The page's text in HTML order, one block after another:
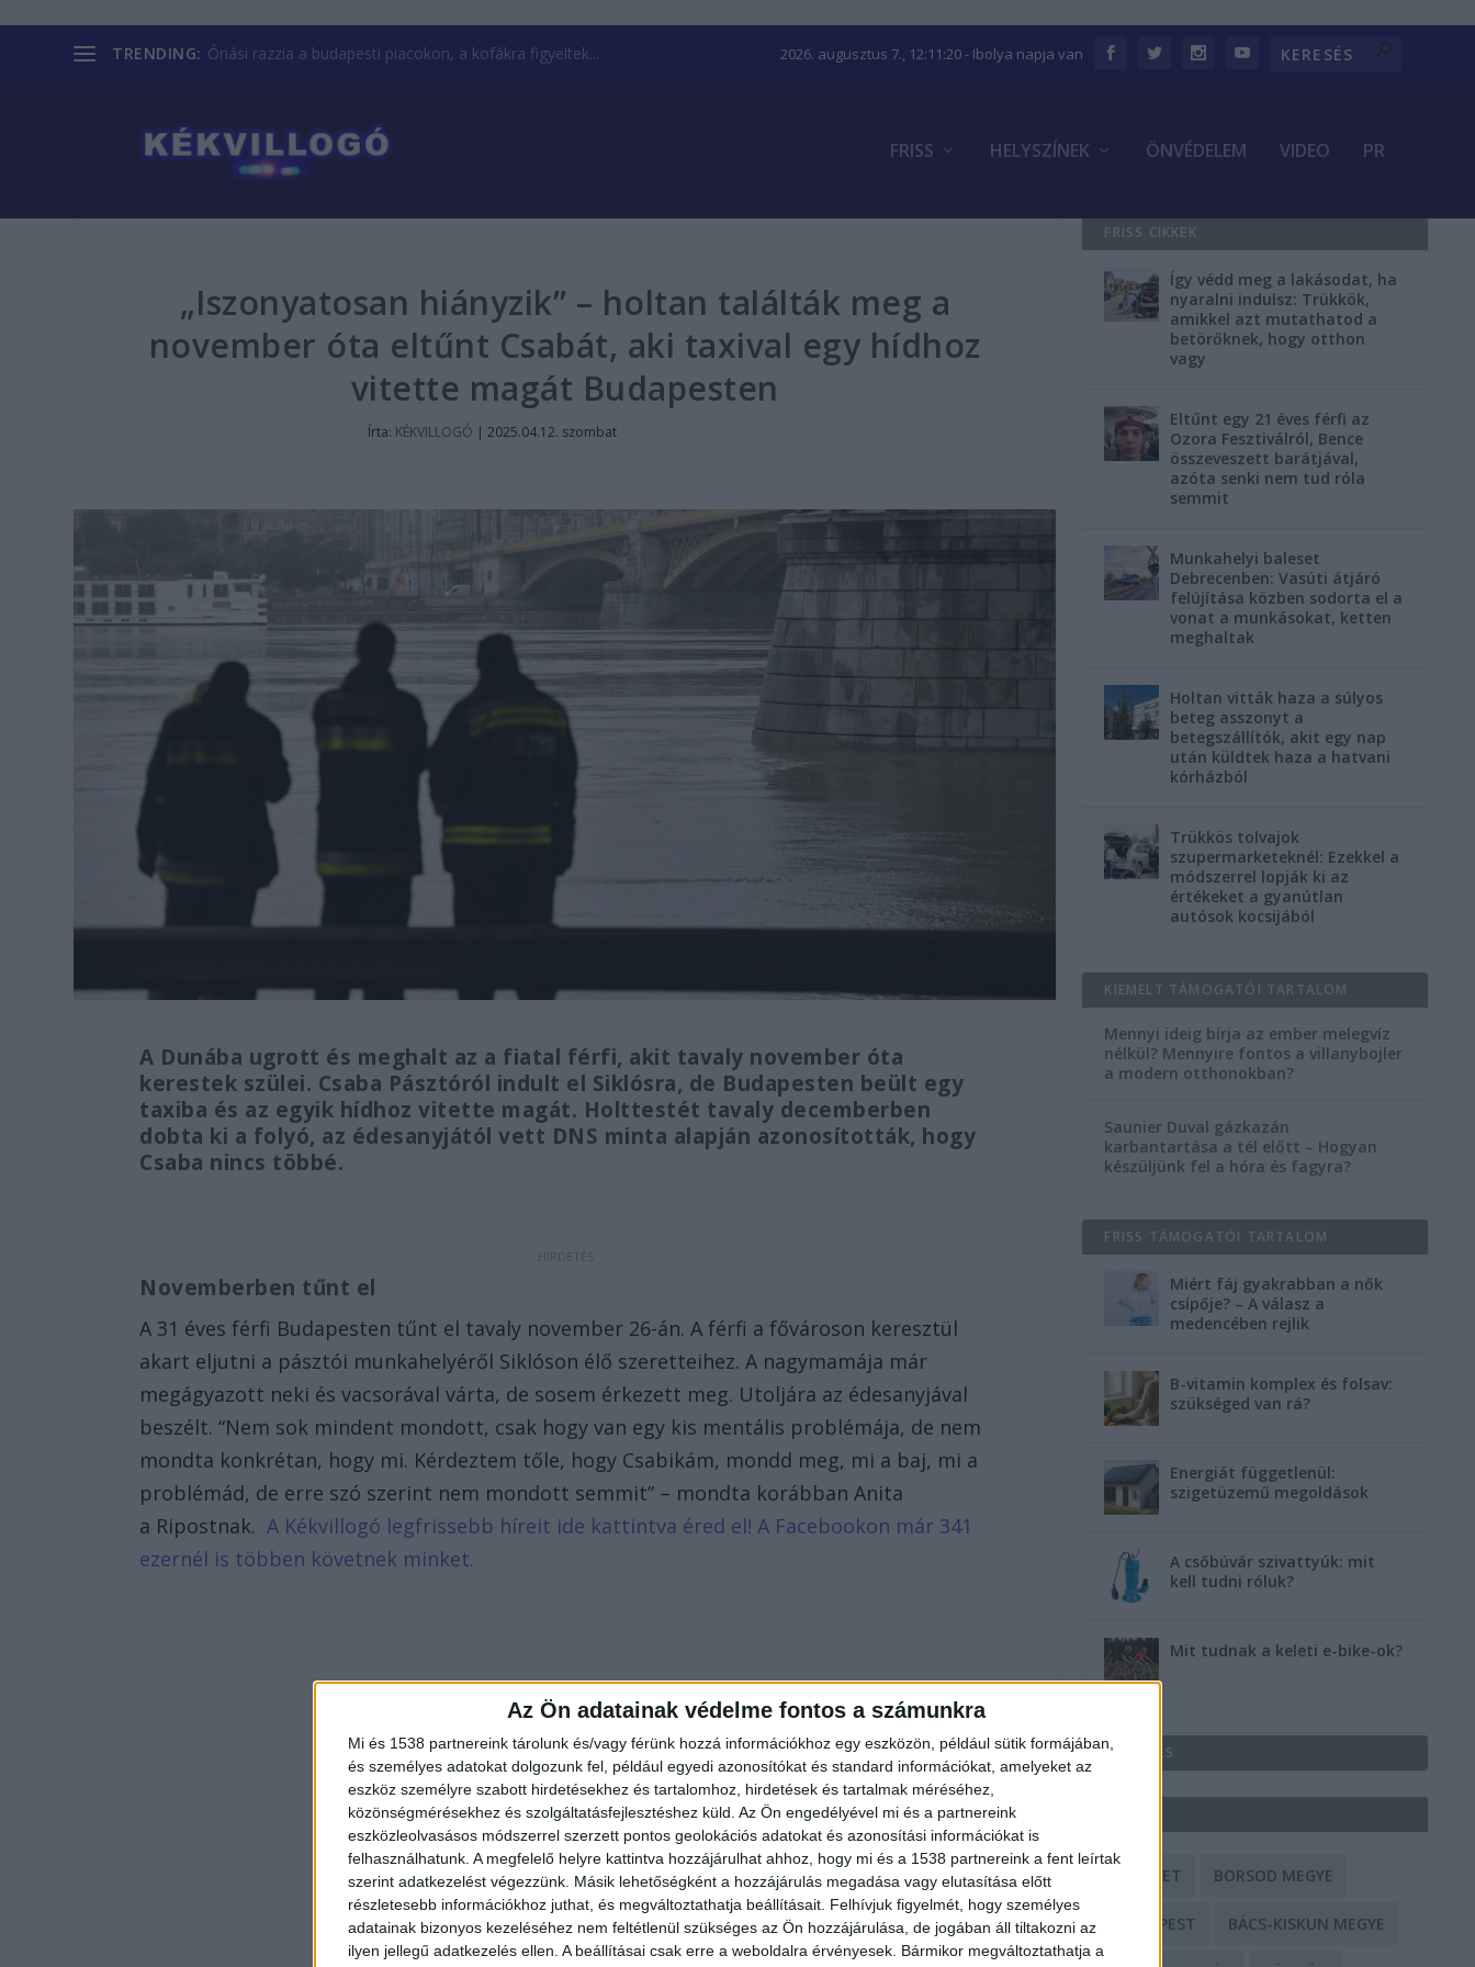
Az Ön adatainak védelme fontos a számunkra
Mi és 1538 partnereink tárolunk és/vagy férünk hozzá információkhoz egy eszközön, például sütik formájában,
és személyes adatokat dolgozunk fel, például egyedi azonosítókat és standard információkat, amelyeket az
eszköz személyre szabott hirdetésekhez és tartalomhoz, hirdetések és tartalmak méréséhez,
közönségmérésekhez és szolgáltatásfejlesztéshez küld. Az Ön engedélyével mi és a partnereink
eszközleolvasásos módszerrel szerzett pontos geolokációs adatokat és azonosítási információkat is
felhasználhatunk. A megfelelő helyre kattintva hozzájárulhat ahhoz, hogy mi és a 1538 partnereink a fent leírtak
szerint adatkezelést végezzünk. Másik lehetőségként a hozzájárulás megadása vagy elutasítása előtt
részletesebb információkhoz juthat, és megváltoztathatja beállításait. Felhívjuk figyelmét, hogy személyes
adatainak bizonyos kezeléséhez nem feltétlenül szükséges az Ön hozzájárulása, de jogában áll tiltakozni az
ilyen jellegű adatkezelés ellen. A beállításai csak erre a weboldalra érvényesek. Bármikor megváltoztathatja a
TRENDING: Óriási razzia a budapesti piacokon, a kofákra figyeltek... 2026. augusztus 7., 12:11:21- Ibolya napja van
FRISS HELYSZÍNEK ÖNVÉDELEM VIDEO PR
„Iszonyatosan hiányzik” – holtan találták meg a
november óta eltűnt Csabát, aki taxival egy hídhoz
vitette magát Budapesten
Írta: KÉKVILLOGÓ | 2025.04.12. szombat
A Dunába ugrott és meghalt az a fiatal férfi, akit tavaly november óta
kerestek szülei. Csaba Pásztóról indult el Siklósra, de Budapesten beült egy
taxiba és az egyik hídhoz vitette magát. Holttestét tavaly decemberben
dobta ki a folyó, az édesanyjától vett DNS minta alapján azonosították, hogy
Csaba nincs többé.
Novemberben tűnt el
A 31 éves férfi Budapesten tűnt el tavaly november 26-án. A férfi a fővároson keresztül
akart eljutni a pásztói munkahelyéről Siklóson élő szeretteihez. A nagymamája már
megágyazott neki és vacsorával várta, de sosem érkezett meg. Utoljára az édesanyjával
beszélt. “Nem sok mindent mondott, csak hogy van egy kis mentális problémája, de nem
mondta konkrétan, hogy mi. Kérdeztem tőle, hogy Csabikám, mondd meg, mi a baj, mi a
problémád, de erre szó szerint nem mondott semmit” – mondta korábban Anita
a Ripostnak.A Kékvillogó legfrissebb híreit ide kattintva éred el! A Facebookon már 341
ezernél is többen követnek minket.
FRISS CIKKEK
Így védd meg a lakásodat, ha
nyaralni indulsz: Trükkök,
amikkel azt mutathatod a
betörőknek, hogy otthon
vagy
Eltűnt egy 21 éves férfi az
Ozora Fesztiválról, Bence
összeveszett barátjával,
azóta senki nem tud róla
semmit
Munkahelyi baleset
Debrecenben: Vasúti átjáró
felújítása közben sodorta el a
vonat a munkásokat, ketten
meghaltak
Holtan vitták haza a súlyos
beteg asszonyt a
betegszállítók, akit egy nap
után küldtek haza a hatvani
kórházból
Trükkös tolvajok
szupermarketeknél: Ezekkel a
módszerrel lopják ki az
értékeket a gyanútlan
autósok kocsijából
KIEMELT TÁMOGATÓI TARTALOM
Mennyi ideig bírja az ember melegvíz
nélkül? Mennyire fontos a villanybojler
a modern otthonokban?
Saunier Duval gázkazán
karbantartása a tél előtt – Hogyan
készüljünk fel a hóra és fagyra?
FRISS TÁMOGATÓI TARTALOM
Miért fáj gyakrabban a nők
csípője? – A válasz a
medencében rejlik
B-vitamin komplex és folsav:
szükséged van rá?
Energiát függetlenül:
szigetüzemű megoldások
A csőbúvár szivattyúk: mit
kell tudni róluk?
Mit tudnak a keleti e-bike-ok?
HIRDETÉS
BALESET BORSOD MEGYE
BUDAPEST BÁCS-KISKUN MEGYE